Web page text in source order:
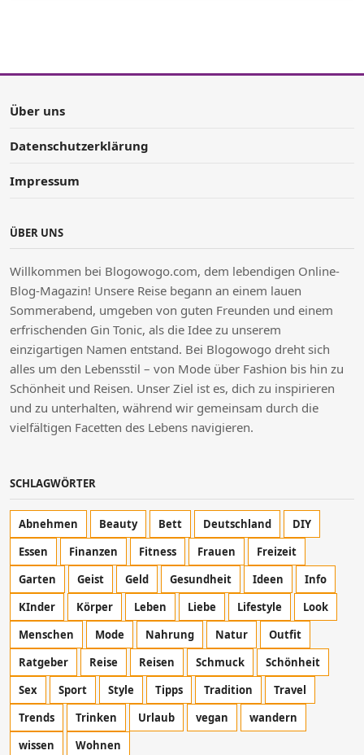
Über uns
Datenschutzerklärung
Impressum
ÜBER UNS
Willkommen bei Blogowogo.com, dem lebendigen Online-
Blog-Magazin! Unsere Reise begann an einem lauen
Sommerabend, umgeben von guten Freunden und einem
erfrischenden Gin Tonic, als die Idee zu unserem
einzigartigen Namen entstand. Bei Blogowogo dreht sich
alles um den Lebensstil – von Mode über Fashion bis hin zu
Schönheit und Reisen. Unser Ziel ist es, dich zu inspirieren
und zu unterhalten, während wir gemeinsam durch die
vielfältigen Facetten des Lebens navigieren.
SCHLAGWÖRTER
Abnehmen Beauty Bett Deutschland
DIY
Essen
Finanzen Fitness Frauen
Freizeit
Garten
Geist Geld Gesundheit Ideen
Info
KInder
Körper Leben Liebe Lifestyle
Look
Menschen
Mode Nahrung Natur
Outfit
Ratgeber
Reise Reisen Schmuck
Schönheit
Sex
Sport Style Tipps Tradition
Travel
Trends
Trinken Urlaub vegan
wandern
wissen
Wohnen